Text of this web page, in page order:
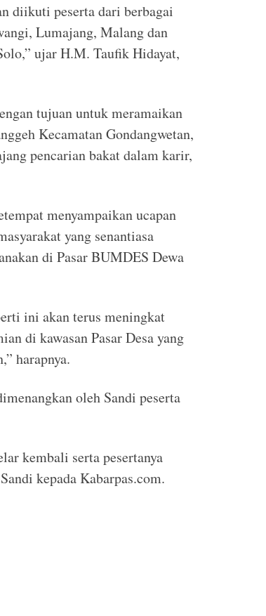
diikuti peserta dari berbagai
Lumajang, Malang dan
ujar H.M. Taufik Hidayat,
tujuan untuk meramaikan
Kecamatan Gondangwetan,
pencarian bakat dalam karir,
menyampaikan ucapan
yang senantiasa
di Pasar BUMDES Dewa
ini akan terus meningkat
di kawasan Pasar Desa yang
harapnya.
oleh Sandi peserta
kembali serta pesertanya
kepada Kabarpas.com.